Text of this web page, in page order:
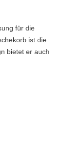
für die
ist die
bietet er auch